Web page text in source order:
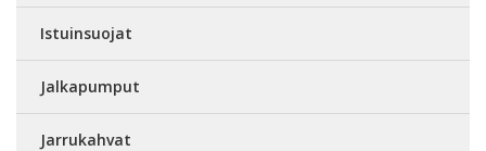
Istuinsuojat
Jalkapumput
Jarrukahvat